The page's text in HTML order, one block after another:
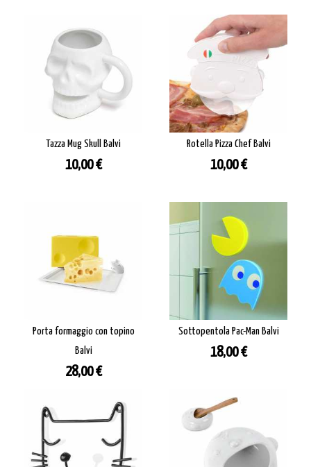
Tazza Mug Skull Balvi
Prezzo
10,00 €
Rotella Pizza Chef Balvi
Prezzo
10,00 €
Porta formaggio con topino
Balvi
Prezzo
28,00 €
Sottopentola Pac-Man Balvi
Prezzo
18,00 €